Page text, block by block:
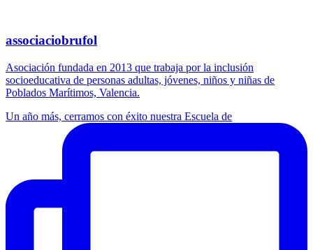
associaciobrufol
Asociación fundada en 2013 que trabaja por la inclusión
socioeducativa de personas adultas, jóvenes, niños y niñas de
Poblados Marítimos, Valencia.
Un año más, cerramos con éxito nuestra Escuela de